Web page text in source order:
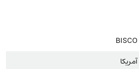
BISCO
آمریکا